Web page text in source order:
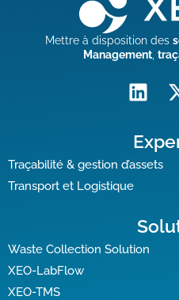
Mettre à disposition des
Management
Traçabilité & gestion d’assets
Transport et Logistique
Waste Collection Solution
XEO-LabFlow
XEO-TMS